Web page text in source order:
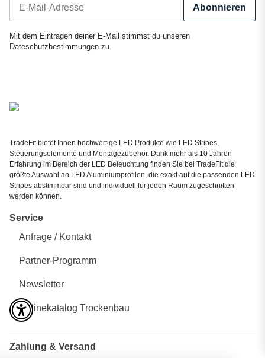
Abonnieren
Mit dem Eintragen deiner E-Mail stimmst du unseren
Dateschutzbestimmungen zu.
TradeFit bietet Ihnen hochwertige LED Produkte wie LED Stripes,
Steuerungselemente und Montagezubehör. Dank mehr als 10 Jahren
Erfahrung im Bereich der LED Beleuchtung finden Sie bei TradeFit die
größte Auswahl an LED Aluminiumprofilen, die exakt auf die passenden LED
Stripes abstimmbar sind und individuell für jeden Raum zugeschnitten
werden können.
Service
Anfrage / Kontakt
Partner-Programm
Newsletter
Onlinekatalog Trockenbau
Zahlung & Versand